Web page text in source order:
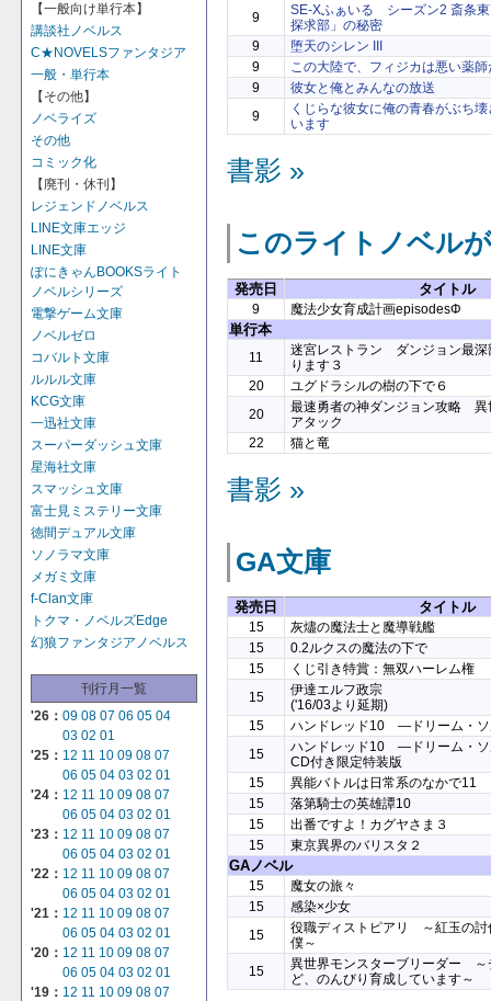
【一般向け単行本】
講談社ノベルス
C★NOVELSファンタジア
一般・単行本
【その他】
ノベライズ
その他
コミック化
【廃刊・休刊】
レジェンドノベルス
LINE文庫エッジ
LINE文庫
ぽにきゃんBOOKSライト
ノベルシリーズ
電撃ゲーム文庫
ノベルゼロ
コバルト文庫
ルルル文庫
KCG文庫
一迅社文庫
スーパーダッシュ文庫
星海社文庫
スマッシュ文庫
富士見ミステリー文庫
徳間デュアル文庫
ソノラマ文庫
メガミ文庫
f-Clan文庫
トクマ・ノベルズEdge
幻狼ファンタジアノベルス
刊行月一覧
'26： 09 08 07 06 05 04
03 02 01
'25： 12 11 10 09 08 07
06 05 04 03 02 01
'24： 12 11 10 09 08 07
06 05 04 03 02 01
'23： 12 11 10 09 08 07
06 05 04 03 02 01
'22： 12 11 10 09 08 07
06 05 04 03 02 01
'21： 12 11 10 09 08 07
06 05 04 03 02 01
'20： 12 11 10 09 08 07
06 05 04 03 02 01
'19： 12 11 10 09 08 07
9
SE-Xふぁいる シーズン2 斎条
探求部」の秘密
9
堕天のシレン III
9
この大陸で、フィジカは悪い薬師
9
彼女と俺とみんなの放送
9
くじらな彼女に俺の青春がぶち
います
書影 »
このライトノベル
発売日 タイトル
9 魔法少女育成計画episodesΦ
単行本
11
迷宮レストラン ダンジョン最深
ります３
20
ユグドラシルの樹の下で６
20
最速勇者の神ダンジョン攻略 異
アタック
22
猫と竜
書影 »
GA文庫
発売日 タイトル
15
灰燼の魔法士と魔導戦艦
15
0.2ルクスの魔法の下で
15
くじ引き特賞：無双ハーレム権
15
伊達エルフ政宗
('16/03より延期)
15
ハンドレッド10 ―ドリーム・
15
ハンドレッド10 ―ドリーム・
CD付き限定特装版
15
異能バトルは日常系のなかで11
15
落第騎士の英雄譚10
15
出番ですよ！カグヤさま３
15
東京異界のバリスタ２
GAノベル
15
魔女の旅々
15
感染×少女
15
役職ディストピアリ ～紅玉の討
僕～
15
異世界モンスターブリーダー ～
ど、のんびり育成しています～